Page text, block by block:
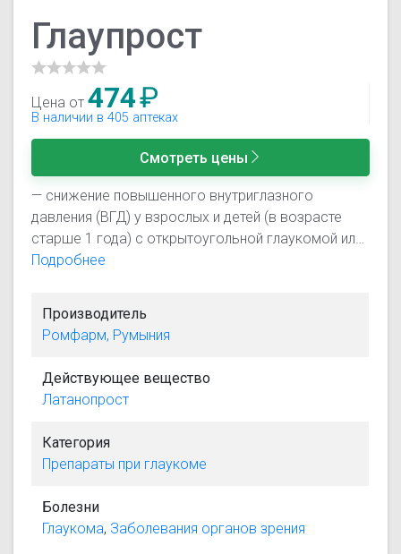
Глаупрост
Цена от474₽
В наличии в 405 аптеках
Смотреть цены
— снижение повышенного внутриглазного
давления (ВГД) у взрослых и детей (в возрасте
старше 1 года) с открытоугольной глаукомой или
офтальмогипертензией.
Подробнее
Производитель
Ромфарм, Румыния
Действующее вещество
Латанопрост
Категория
Препараты при глаукоме
Болезни
Глаукома, Заболевания органов зрения